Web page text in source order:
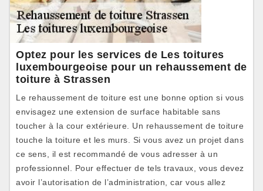
Optez pour les services de Les toitures
luxembourgeoise pour un rehaussement de
toiture à Strassen
Le rehaussement de toiture est une bonne option si vous
envisagez une extension de surface habitable sans
toucher à la cour extérieure. Un rehaussement de toiture
touche la toiture et les murs. Si vous avez un projet dans
ce sens, il est recommandé de vous adresser à un
professionnel. Pour effectuer de tels travaux, vous devez
avoir l’autorisation de l’administration, car vous allez